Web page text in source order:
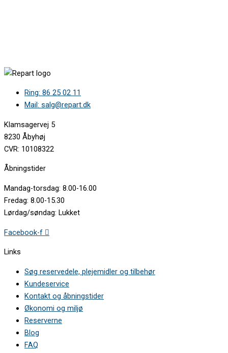
Ring: 86 25 02 11
Mail: salg@repart.dk
Klamsagervej 5
8230 Åbyhøj
CVR: 10108322
Åbningstider
Mandag-torsdag: 8.00-16.00
Fredag: 8.00-15.30
Lørdag/søndag: Lukket
Facebook-f
Links
Søg reservedele, plejemidler og tilbehør
Kundeservice
Kontakt og åbningstider
Økonomi og miljø
Reserverne
Blog
FAQ